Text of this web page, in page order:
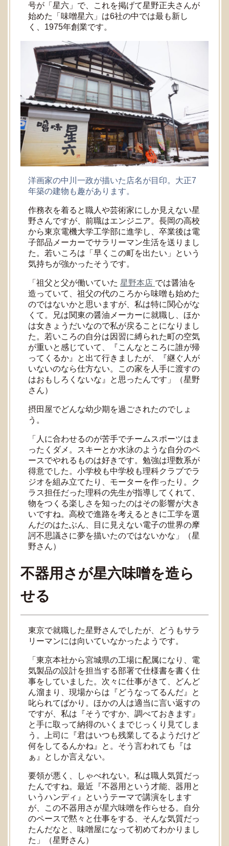
号が「星六」で、これを掲げて星野正夫さんが
始めた「味噌星六」は6社の中では最も新し
く、1975年創業です。
洋画家の中川一政が描いた店名が目印。大正7
年築の建物も趣があります。
作務衣を着ると職人や芸術家にしか見えない星
野さんですが、前職はエンジニア。長岡の高校
から東京電機大学工学部に進学し、卒業後は電
子部品メーカーでサラリーマン生活を送りまし
た。若いころは「早くこの町を出たい」という
気持ちが強かったそうです。
「祖父と父が働いていた星野本店 では醤油を
造っていて、祖父の代のころから味噌も始めた
のではないかと思いますが、私は特に関心がな
くて。兄は関東の醤油メーカーに就職し、ほか
は女きょうだいなので私が戻ることになりまし
た。若いころの自分は因習に縛られた町の空気
が重いと感じていて、『こんなところに誰が帰
ってくるか』と出て行きましたが、『継ぐ人が
いないのなら仕方ない。この家を人手に渡すの
はおもしろくないな』と思ったんです」（星野
さん）
摂田屋でどんな幼少期を過ごされたのでしょ
う。
「人に合わせるのが苦手でチームスポーツはま
ったくダメ。スキーとか水泳のような自分のペ
ースでやれるものは好きです。勉強は理数系が
得意でした。小学校も中学校も理科クラブでラ
ジオを組み立てたり、モーターを作ったり。ク
ラス担任だった理科の先生が指導してくれて、
物をつくる楽しさを知ったのはその影響が大き
いですね。高校で進路を考えるときに工学を選
んだのはたぶん、目に見えない電子の世界の摩
訶不思議さに夢を描いたのではないかな」（星
野さん）
不器用さが星六味噌を造ら
せる
東京で就職した星野さんでしたが、どうもサラ
リーマンには向いていなかったようです。
「東京本社から宮城県の工場に配属になり、電
気製品の設計を担当する部署で仕様書を書く仕
事をしていました。次々に仕事がきて、どんど
ん溜まり、現場からは『どうなってるんだ』と
叱られてばかり。ほかの人は適当に言い返すの
ですが、私は『そうですか、調べておきます』
と手に取って納得のいくまでじっくり見てしま
う。上司に『君はいつも残業してるようだけど
何をしてるんかね』と。そう言われても『は
ぁ』としか言えない。
要領が悪く、しゃべれない。私は職人気質だっ
たんですね。最近『不器用という才能、器用と
いうハンディ』というテーマで講演をします
が、この不器用さが星六味噌を作らせる。自分
のペースで黙々と仕事をする、そんな気質だっ
たんだなと、味噌屋になって初めてわかりまし
た」（星野さん）